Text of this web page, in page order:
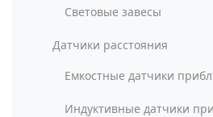
Световые завесы
Датчики расстояния
Емкостные датчики
Индуктивные датчики